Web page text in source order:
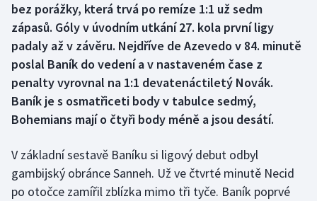
Box
Curling
Dostihy
Florbal
Futsal
Golf
bez porážky, která trvá po remíze 1:1 už sedm
zápasů. Góly v úvodním utkání 27. kola první ligy
padaly až v závěru. Nejdříve de Azevedo v 84. minutě
poslal Baník do vedení a v nastaveném čase z
penalty vyrovnal na 1:1 devatenáctiletý Novák.
Baník je s osmatřiceti body v tabulce sedmý,
Bohemians mají o čtyři body méně a jsou desátí.
V základní sestavě Baníku si ligový debut odbyl
gambijský obránce Sanneh. Už ve čtvrté minutě Necid
po otočce zamířil zblízka mimo tři tyče. Baník poprvé